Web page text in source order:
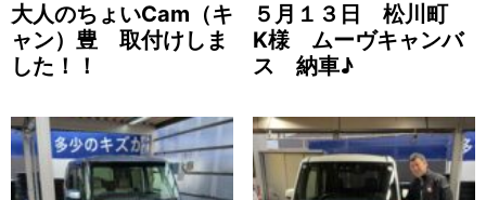
大人のちょいCam（キ
ャン）豊 取付けしま
した！！
５月１３日 松川町
K様 ムーヴキャンバ
ス 納車♪